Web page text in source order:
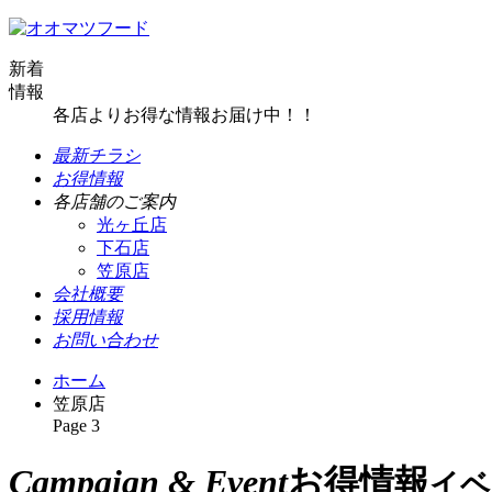
新着
情報
各店よりお得な情報お届け中！！
最新チラシ
お得情報
各店舗のご案内
光ヶ丘店
下石店
笠原店
会社概要
採用情報
お問い合わせ
ホーム
笠原店
Page 3
Campaign & Eventお得情報イ